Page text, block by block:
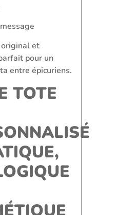
original et
pour un
entre épicuriens.
TOTE